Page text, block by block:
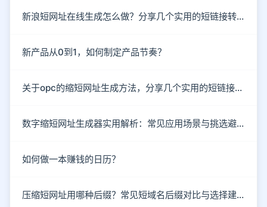
新浪短网址在线生成怎么做？分享几个实用的短链接转换技巧
新产品从0到1，如何制定产品节奏？
关于opc的缩短网址生成方法，分享几个实用的短链接工具
数字缩短网址生成器实用解析：常见应用场景与挑选避坑指南
如何做一本赚钱的日历？
压缩短网址用哪种后缀？常见短域名后缀对比与选择建议